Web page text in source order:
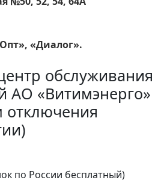
«Диалог».
обслуживания
АО «Витимэнерго»
отключения
по России бесплатный)